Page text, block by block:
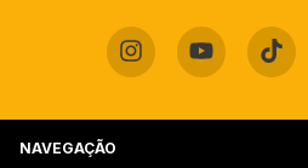
NAVEGAÇÃO